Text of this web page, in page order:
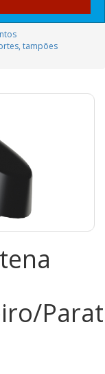
tampões